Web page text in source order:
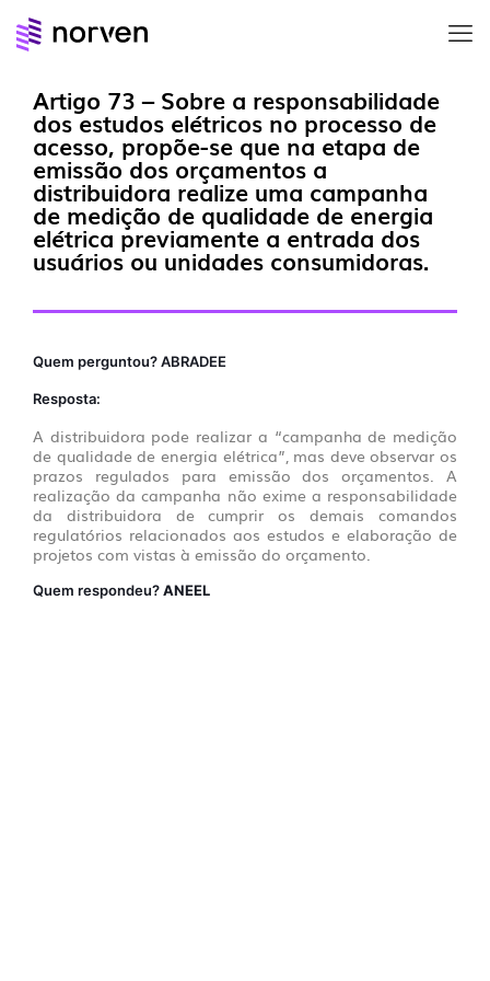
Artigo 73 – Sobre a responsabilidade
dos estudos elétricos no processo de
acesso, propõe-se que na etapa de
emissão dos orçamentos a
distribuidora realize uma campanha
de medição de qualidade de energia
elétrica previamente a entrada dos
usuários ou unidades consumidoras.
Quem perguntou?ABRADEE
Resposta:
A distribuidora pode realizar a “campanha de medição
de qualidade de energia elétrica”, mas deve observar os
prazos regulados para emissão dos orçamentos. A
realização da campanha não exime a responsabilidade
da distribuidora de cumprir os demais comandos
regulatórios relacionados aos estudos e elaboração de
projetos com vistas à emissão do orçamento.
Quem respondeu?ANEEL